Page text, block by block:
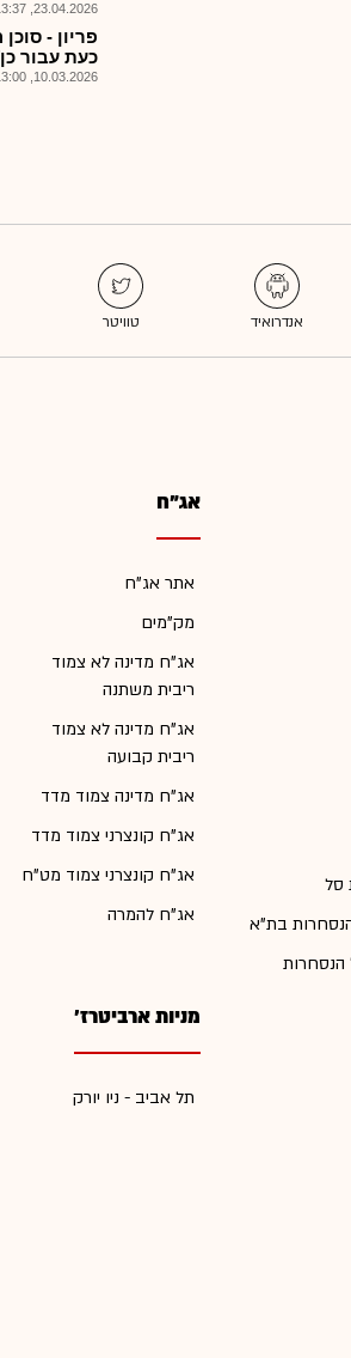
23.04.2026, 13:37
כעת עבור כןTכיT
10.03.2026, 13:00
סל
בת"א
הנסחרות
אג"ח
אתר אג"ח
מק"מים
אג"ח מדינה לא צמוד
ריבית משתנה
אג"ח מדינה לא צמוד
ריבית קבועה
אג"ח מדינה צמוד מדד
אג"ח קונצרני צמוד מדד
אג"ח קונצרני צמוד מט"ח
אג"ח להמרה
מניות ארביטרז'
תל אביב - ניו יורק